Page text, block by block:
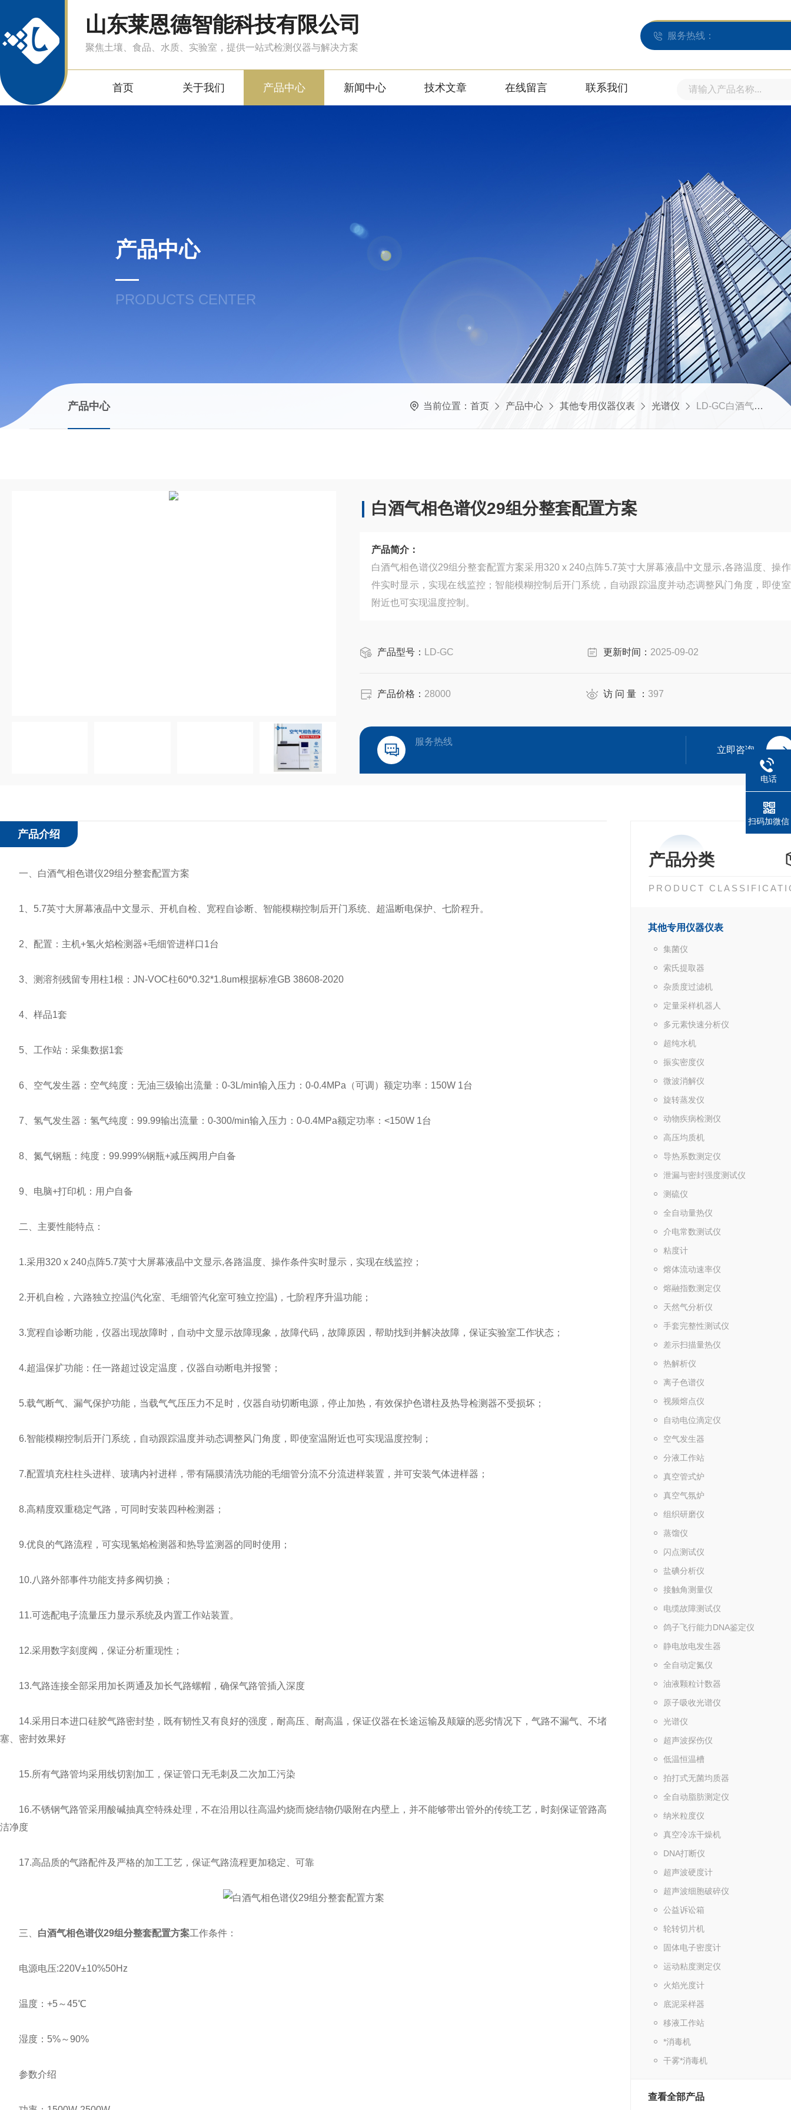
山东莱恩德智能科技有限公司
聚焦土壤、食品、水质、实验室，提供一站式检测仪器与解决方案
服务热线：
首页 关于我们 产品中心 新闻中心 技术文章 在线留言 联系我们
产品中心
PRODUCTS CENTER
产品中心 当前位置： 首页 产品中心 其他专用仪器仪表 光谱仪 LD-GC白酒气相色谱仪29组分整套配置方案
白酒气相色谱仪29组分整套配置方案
产品简介：
白酒气相色谱仪29组分整套配置方案采用320 x 240点阵5.7英寸大屏幕液晶中文显示,各路温度、操
件实时显示，实现在线监控；智能模糊控制后开门系统，自动跟踪温度并动态调整风门角度，即使
附近也可实现温度控制。
产品型号： LD-GC 更新时间： 2025-09-02
产品价格： 28000 访 问 量 ：397
服务热线
立即咨询
产品分类
PRODUCT
其他专用仪器仪表
集菌仪
索氏提取器
杂质度过滤机
定量采样机器人
多元素快速分析仪
超纯水机
振实密度仪
微波消解仪
旋转蒸发仪
动物疾病检测仪
高压均质机
导热系数测定仪
泄漏与密封强度测试仪
测硫仪
全自动量热仪
介电常数测试仪
粘度计
熔体流动速率仪
熔融指数测定仪
天然气分析仪
手套完整性测试仪
差示扫描量热仪
热解析仪
离子色谱仪
视频熔点仪
自动电位滴定仪
空气发生器
分液工作站
真空管式炉
真空气氛炉
组织研磨仪
蒸馏仪
闪点测试仪
盐碘分析仪
接触角测量仪
电缆故障测试仪
鸽子飞行能力DNA鉴定仪
静电放电发生器
全自动定氮仪
油液颗粒计数器
原子吸收光谱仪
光谱仪
超声波探伤仪
低温恒温槽
拍打式无菌均质器
全自动脂肪测定仪
纳米粒度仪
真空冷冻干燥机
DNA打断仪
超声波硬度计
超声波细胞破碎仪
公益诉讼箱
轮转切片机
固体电子密度计
运动粘度测定仪
火焰光度计
底泥采样器
移液工作站
*消毒机
干雾*消毒机
查看全部产品
产品介绍
一、白酒气相色谱仪29组分整套配置方案
1、5.7英寸大屏幕液晶中文显示、开机自检、宽程自诊断、智能模糊控制后开门系统、超温断电保护、七阶程升。
2、配置：主机+氢火焰检测器+毛细管进样口1台
3、测溶剂残留专用柱1根：JN-VOC柱60*0.32*1.8um根据标准GB 38608-2020
4、样品1套
5、工作站：采集数据1套
6、空气发生器：空气纯度：无油三级输出流量：0-3L/min输入压力：0-0.4MPa（可调）额定功率：150W 1台
7、氢气发生器：氢气纯度：99.99输出流量：0-300/min输入压力：0-0.4MPa额定功率：<150W 1台
8、氮气钢瓶：纯度：99.999%钢瓶+减压阀用户自备
9、电脑+打印机：用户自备
二、主要性能特点：
1.采用320 x 240点阵5.7英寸大屏幕液晶中文显示,各路温度、操作条件实时显示，实现在线监控；
2.开机自检，六路独立控温(汽化室、毛细管汽化室可独立控温)，七阶程序升温功能；
3.宽程自诊断功能，仪器出现故障时，自动中文显示故障现象，故障代码，故障原因，帮助找到并解决故障，保证实验室工作状态；
4.超温保扩功能：任一路超过设定温度，仪器自动断电并报警；
5.载气断气、漏气保护功能，当载气气压压力不足时，仪器自动切断电源，停止加热，有效保护色谱柱及热导检测器不受损坏；
6.智能模糊控制后开门系统，自动跟踪温度并动态调整风门角度，即使室温附近也可实现温度控制；
7.配置填充柱柱头进样、玻璃内衬进样，带有隔膜清洗功能的毛细管分流不分流进样装置，并可安装气体进样器；
8.高精度双重稳定气路，可同时安装四种检测器；
9.优良的气路流程，可实现氢焰检测器和热导监测器的同时使用；
10.八路外部事件功能支持多阀切换；
11.可选配电子流量压力显示系统及内置工作站装置。
12.采用数字刻度阀，保证分析重现性；
13.气路连接全部采用加长两通及加长气路螺帽，确保气路管插入深度
14.采用日本进口硅胶气路密封垫，既有韧性又有良好的强度，耐高压、耐高温，保证仪器在长途运输及颠簸的恶劣情况下，气路不漏气、不堵
塞、密封效果好
15.所有气路管均采用线切割加工，保证管口无毛刺及二次加工污染
16.不锈钢气路管采用酸碱抽真空特殊处理，不在沿用以往高温灼烧而烧结物仍吸附在内壁上，并不能够带出管外的传统工艺，时刻保证管路高
洁净度
17.高品质的气路配件及严格的加工工艺，保证气路流程更加稳定、可靠
三、 白酒气相色谱仪29组分整套配置方案工作条件：
电源电压:220V±10%50Hz
温度：+5～45℃
湿度：5%～90%
参数介绍
电话
扫码加微信